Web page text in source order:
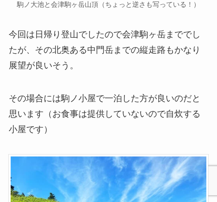
駒ノ大池と会津駒ヶ岳山頂（ちょっと逆さも写っている！）
今回は日帰り登山でしたので会津駒ヶ岳まででし
たが、その北奥ある中門岳までの縦走路もかなり
展望が良いそう。
その場合には駒ノ小屋で一泊した方が良いのだと
思います（お食事は提供していないので自炊する
小屋です）